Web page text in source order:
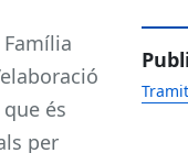
és
per